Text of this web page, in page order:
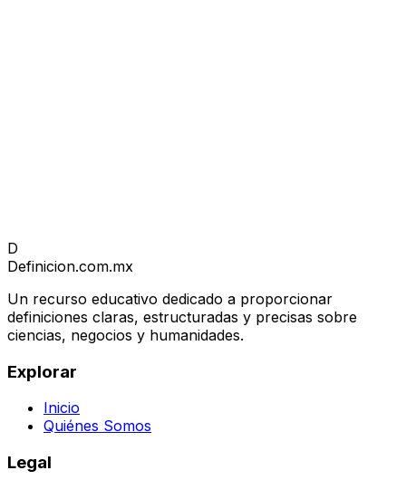
D
Definicion.com.mx
Un recurso educativo dedicado a proporcionar
definiciones claras, estructuradas y precisas sobre
ciencias, negocios y humanidades.
Explorar
Inicio
Quiénes Somos
Legal